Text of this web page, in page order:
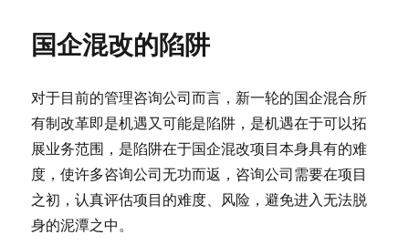
国企混改的陷阱
对于目前的管理咨询公司而言，新一轮的国企混合所
有制改革即是机遇又可能是陷阱，是机遇在于可以拓
展业务范围，是陷阱在于国企混改项目本身具有的难
度，使许多咨询公司无功而返，咨询公司需要在项目
之初，认真评估项目的难度、风险，避免进入无法脱
身的泥潭之中。